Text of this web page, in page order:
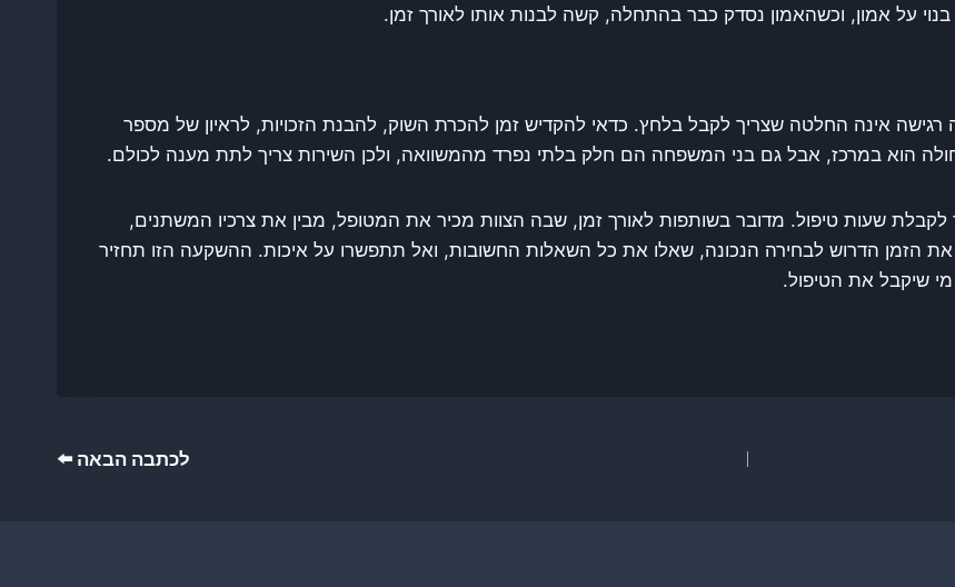
בנוי על אמון, וכשהאמון נסדק כבר בהתחלה, קשה לבנות אותו לאורך זמן.
אינה החלטה שצריך לקבל בלחץ. כדאי להקדיש זמן להכרת השוק, להבנת הזכויות, לראיון של מספר
הוא במרכז, אבל גם בני המשפחה הם חלק בלתי נפרד מהמשוואה, ולכן השירות צריך לתת מענה לכולם.
שעות טיפול. מדובר בשותפות לאורך זמן, שבה הצוות מכיר את המטופל, מבין את צרכיו המשתנים,
הזמן הדרוש לבחירה הנכונה, שאלו את כל השאלות החשובות, ואל תתפשרו על איכות. ההשקעה הזו תחזיר
שיקבל את הטיפול.
לכתבה הבאה ⬅️